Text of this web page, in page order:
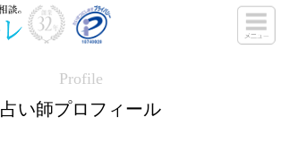
Profile
占い師プロフィール